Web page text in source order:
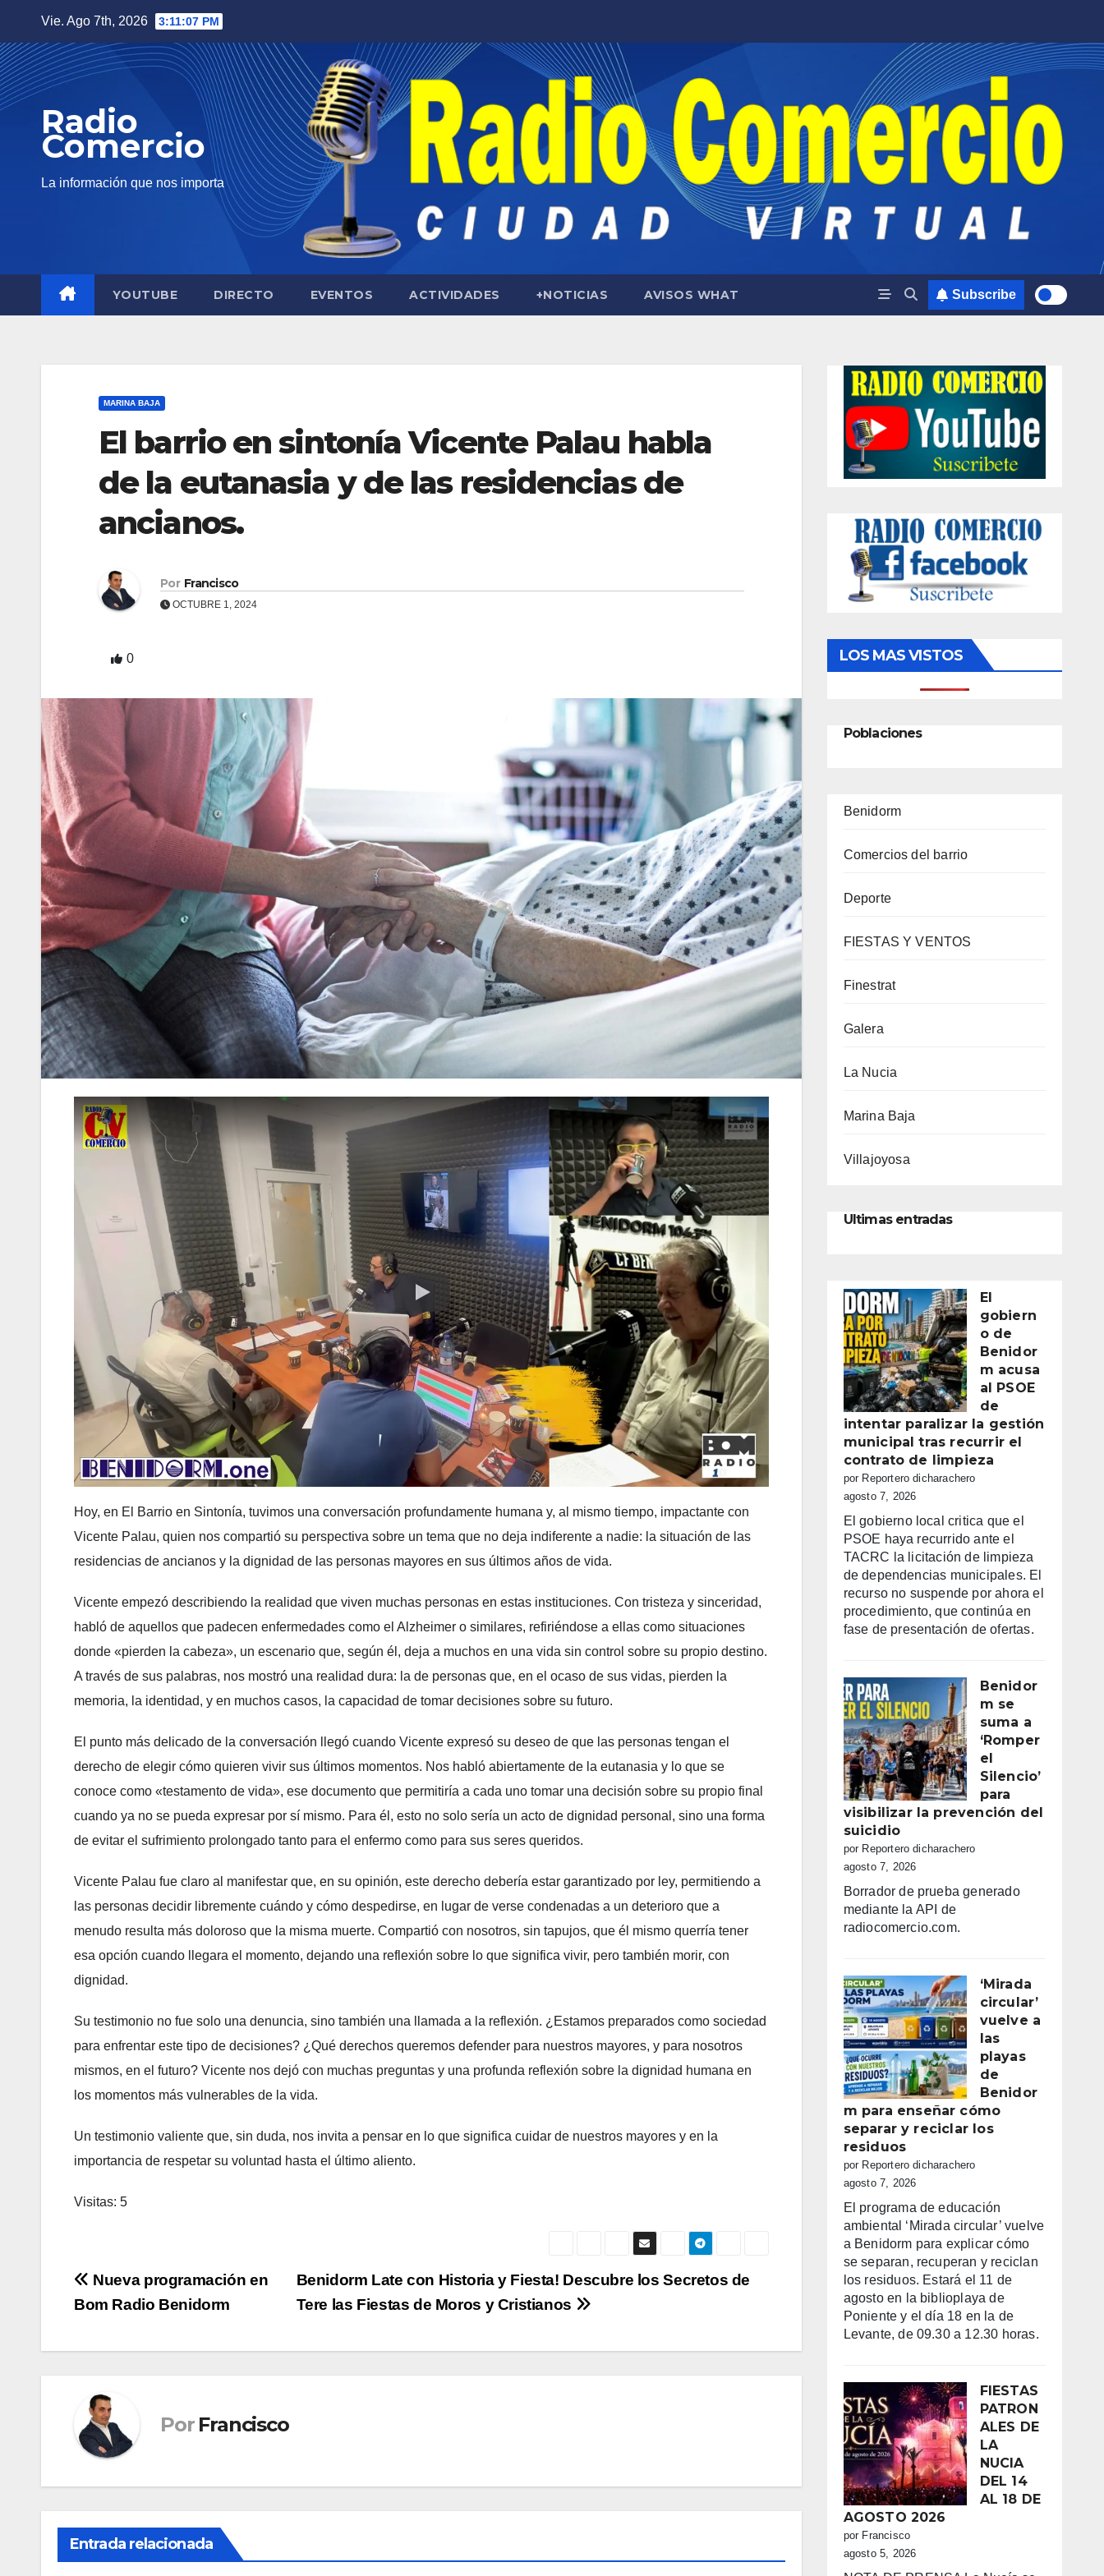
contenido
Vie. Ago 7th, 2026 3:11:08 PM
Radio
Comercio
La información que nos importa
YOUTUBE DIRECTO EVENTOS ACTIVIDADES +NOTICIAS AVISOS WHAT Subscribe
MARINA BAJA
El barrio en sintonía Vicente Palau habla
de la eutanasia y de las residencias de
ancianos.
Por Francisco
OCTUBRE 1, 2024
0
Hoy, en El Barrio en Sintonía, tuvimos una conversación profundamente humana y, al mismo tiempo, impactante con
Vicente Palau, quien nos compartió su perspectiva sobre un tema que no deja indiferente a nadie: la situación de las
residencias de ancianos y la dignidad de las personas mayores en sus últimos años de vida.
Vicente empezó describiendo la realidad que viven muchas personas en estas instituciones. Con tristeza y sinceridad,
habló de aquellos que padecen enfermedades como el Alzheimer o similares, refiriéndose a ellas como situaciones
donde «pierden la cabeza», un escenario que, según él, deja a muchos en una vida sin control sobre su propio destino.
A través de sus palabras, nos mostró una realidad dura: la de personas que, en el ocaso de sus vidas, pierden la
memoria, la identidad, y en muchos casos, la capacidad de tomar decisiones sobre su futuro.
El punto más delicado de la conversación llegó cuando Vicente expresó su deseo de que las personas tengan el
derecho de elegir cómo quieren vivir sus últimos momentos. Nos habló abiertamente de la eutanasia y lo que se
conoce como «testamento de vida», ese documento que permitiría a cada uno tomar una decisión sobre su propio final
cuando ya no se pueda expresar por sí mismo. Para él, esto no solo sería un acto de dignidad personal, sino una forma
de evitar el sufrimiento prolongado tanto para el enfermo como para sus seres queridos.
Vicente Palau fue claro al manifestar que, en su opinión, este derecho debería estar garantizado por ley, permitiendo a
las personas decidir libremente cuándo y cómo despedirse, en lugar de verse condenadas a un deterioro que a
menudo resulta más doloroso que la misma muerte. Compartió con nosotros, sin tapujos, que él mismo querría tener
esa opción cuando llegara el momento, dejando una reflexión sobre lo que significa vivir, pero también morir, con
dignidad.
Su testimonio no fue solo una denuncia, sino también una llamada a la reflexión. ¿Estamos preparados como sociedad
para enfrentar este tipo de decisiones? ¿Qué derechos queremos defender para nuestros mayores, y para nosotros
mismos, en el futuro? Vicente nos dejó con muchas preguntas y una profunda reflexión sobre la dignidad humana en
los momentos más vulnerables de la vida.
Un testimonio valiente que, sin duda, nos invita a pensar en lo que significa cuidar de nuestros mayores y en la
importancia de respetar su voluntad hasta el último aliento.
Visitas: 5
Navegación
de
entradas
Benidorm Late con Historia y Fiesta! Descubre los Secretos de
Tere las Fiestas de Moros y Cristianos
Nueva programación en
Bom Radio Benidorm
Por Francisco
Entrada relacionada
LOS MAS VISTOS
Poblaciones
Benidorm
Comercios del barrio
Deporte
FIESTAS Y VENTOS
Finestrat
Galera
La Nucia
Marina Baja
Villajoyosa
Ultimas entradas
El
gobiern
o de
Benidor
m acusa
al PSOE
de
intentar paralizar la gestión
municipal tras recurrir el
contrato de limpieza
por Reportero dicharachero
agosto 7, 2026
El gobierno local critica que el
PSOE haya recurrido ante el
TACRC la licitación de limpieza
de dependencias municipales. El
recurso no suspende por ahora el
procedimiento, que continúa en
fase de presentación de ofertas.
Benidor
m se
suma a
‘Romper
el
Silencio’
para
visibilizar la prevención del
suicidio
por Reportero dicharachero
agosto 7, 2026
Borrador de prueba generado
mediante la API de
radiocomercio.com.
‘Mirada
circular’
vuelve a
las
playas
de
Benidor
m para enseñar cómo
separar y reciclar los
residuos
por Reportero dicharachero
agosto 7, 2026
El programa de educación
ambiental ‘Mirada circular’ vuelve
a Benidorm para explicar cómo
se separan, recuperan y reciclan
los residuos. Estará el 11 de
agosto en la biblioplaya de
Poniente y el día 18 en la de
Levante, de 09.30 a 12.30 horas.
FIESTAS
PATRON
ALES DE
LA
NUCIA
DEL 14
AL 18 DE
AGOSTO 2026
por Francisco
agosto 5, 2026